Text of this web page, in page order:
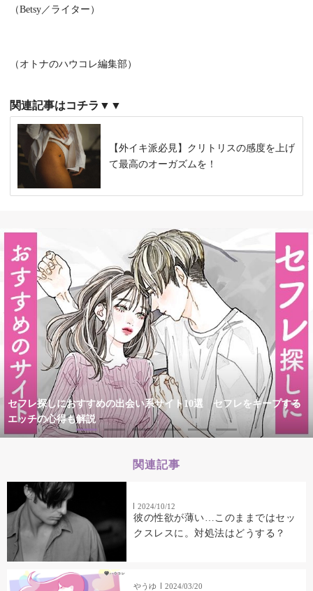
（Betsy／ライター）
（オトナのハウコレ編集部）
関連記事はコチラ▼▼
【外イキ派必見】クリトリスの感度を上げ
て最高のオーガズムを！
セフレ探しにおすすめの出会い系サイト10選 セフレをキープする
エッチの心得も解説
関連記事
2024/10/12
彼の性欲が薄い…このままではセッ
クスレスに。対処法はどうする？
やうゆ 2024/03/20